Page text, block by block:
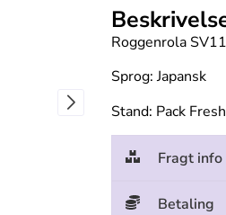
Roggenrola
Sprog: Japansk
Stand: Pack Fresh
Fragt info
Betaling